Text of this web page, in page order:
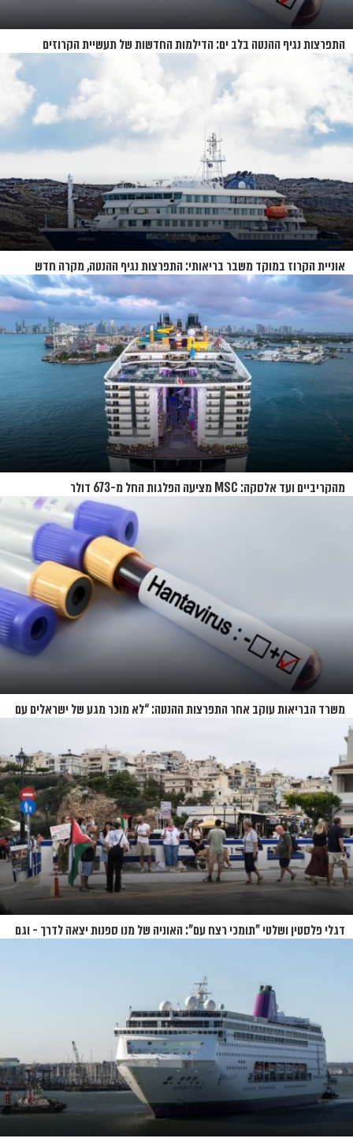
התפרצות נגיף ההנטה בלב ים: הדילמות החדשות של תעשיית הקרוזים
אוניית הקרוז במוקד משבר בריאותי: התפרצות נגיף ההנטה, מקרה חדש
בשווייץ ומחלוקת בין מדינות
מהקריביים ועד אלסקה: MSC מציעה הפלגות החל מ-673 דולר
משרד הבריאות עוקב אחר התפרצות ההנטה: “לא מוכר מגע של ישראלים עם
דגלי פלסטין ושלטי "תומכי רצח עם": האוניה של מנו ספנות יצאה לדרך - וגם